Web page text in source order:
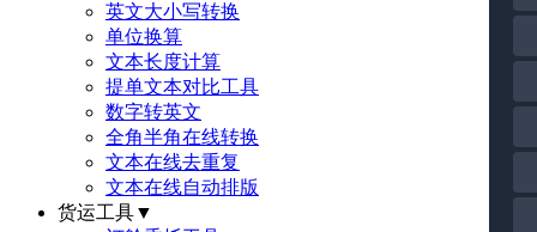
英文大小写转换
单位换算
文本长度计算
提单文本对比工具
数字转英文
全角半角在线转换
文本在线去重复
文本在线自动排版
货运工具▼